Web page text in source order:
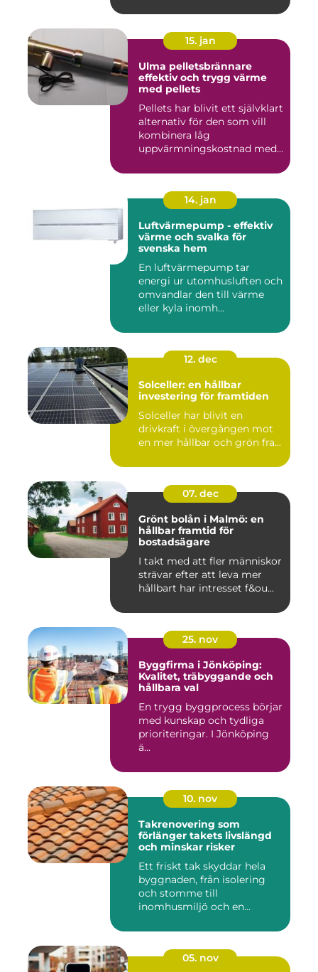
15. jan
Ulma pelletsbrännare
effektiv och trygg värme
med pellets
Pellets har blivit ett självklart
alternativ för den som vill
kombinera låg
uppvärmningskostnad med
14. jan
Luftvärmepump - effektiv
värme och svalka för
svenska hem
En luftvärmepump tar
energi ur utomhusluften och
omvandlar den till värme
eller kyla inomh...
12. dec
Solceller: en hållbar
investering för framtiden
Solceller har blivit en
drivkraft i övergången mot
en mer hållbar och grön fra...
07. dec
Grönt bolån i Malmö: en
hållbar framtid för
bostadsägare
I takt med att fler människor
strävar efter att leva mer
hållbart har intresset f&ou...
25. nov
Byggfirma i Jönköping:
Kvalitet, träbyggande och
hållbara val
En trygg byggprocess börjar
med kunskap och tydliga
prioriteringar. I Jönköping
ä...
10. nov
Takrenovering som
förlänger takets livslängd
och minskar risker
Ett friskt tak skyddar hela
byggnaden, från isolering
och stomme till
inomhusmiljö och en...
05. nov